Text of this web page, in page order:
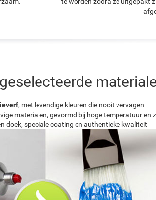
te worden zodra ze uitgepakt
, met levendige kleuren die nooit vervagen
materialen, gevormd bij hoge temperatuur en
doek, speciale coating en authentieke kwaliteit